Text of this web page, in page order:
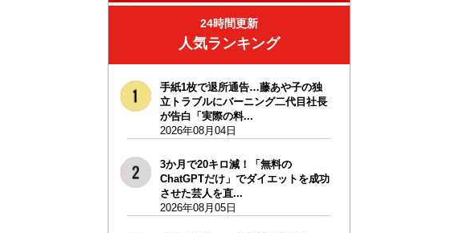
24時間更新
人気ランキング
手紙1枚で退所通告…藤あや子の独
立トラブルにバーニング二代目社長
が告白「実際の料...
2026年08月04日
3か月で20キロ減！「無料の
ChatGPTだけ」でダイエットを成功
させた芸人を直...
2026年08月05日